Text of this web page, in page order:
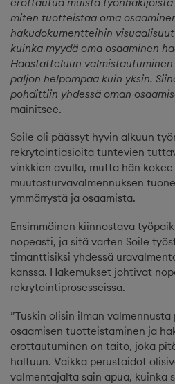
miten tuotteistaa oma
hakudokumentteihin
kuinka myydä oma osaaminen
Haastatteluun
paljon helpompaa kuin yksin.
pohdittiin yhdessä oman
mainitsee.
Soile oli päässyt hyvin alkuun
rekrytointiasioita tuntevien
vinkkien avulla, mutta hän kokee
muutosturvavalmennuksen
ymmärrystä ja osaamista.
Ensimmäinen kiinnostava
nopeasti, ja sitä varten Soile
timanttisiksi yhdessä
kanssa. Hakemukset johtivat
rekrytointiprosesseissa.
”Tuskin olisin ilman
osaamisen tuotteistaminen ja
erottautuminen on taito, joka
haltuun. Vaikka perustaidot
valmentajalta sain apua, kuinka